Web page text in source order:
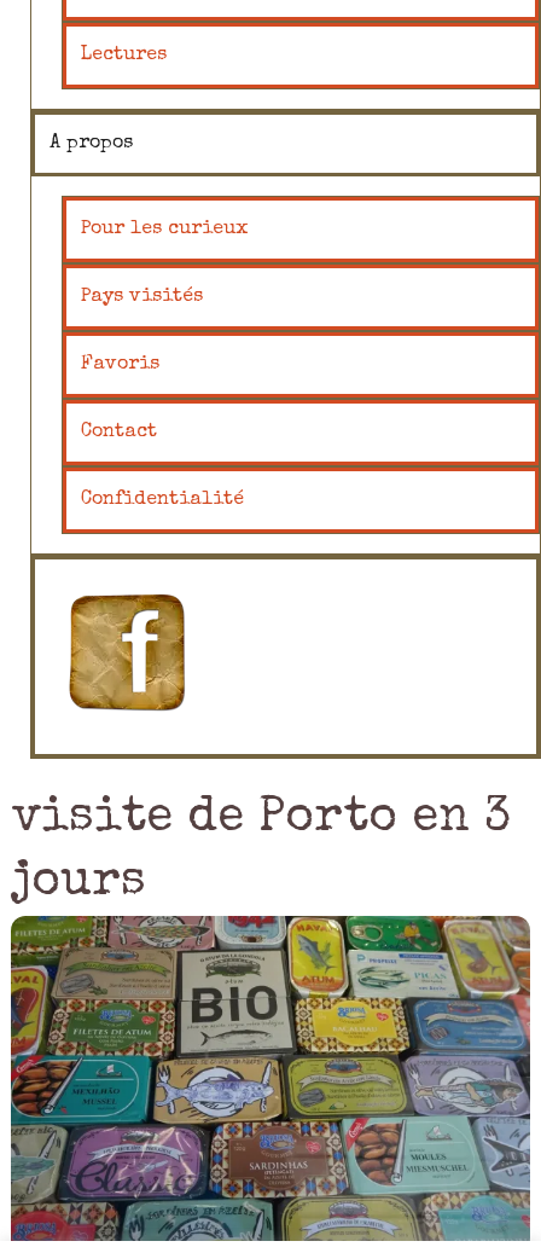
Lectures
A propos
Pour les curieux
Pays visités
Favoris
Contact
Confidentialité
visite de Porto en 3
jours